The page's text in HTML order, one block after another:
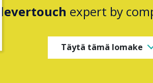
Clevertouch expert by
Täytä tämä lomake